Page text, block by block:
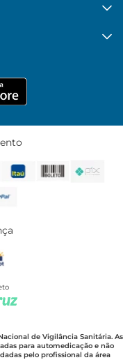
de Vigilância Sanitária. As
para automedicação e não
pelo profissional da área